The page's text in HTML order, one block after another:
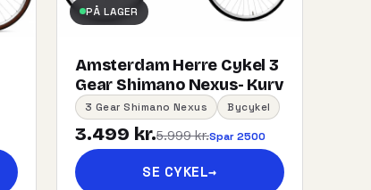
PÅ LAGER
Amsterdam Herre Cykel 3
Gear Shimano Nexus- Kurv
3 Gear Shimano Nexus Bycykel
3.499 kr.5.999 kr.Spar 2500
SE CYKEL→